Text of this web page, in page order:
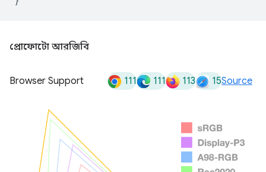
প্রোফোটো আরজিবি
Browser Support 111 111 113 15Source